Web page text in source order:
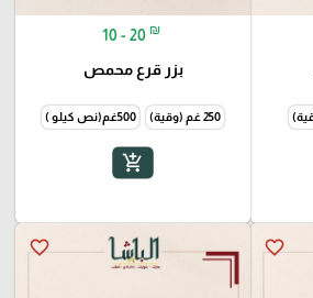
10 - 20 ₪
بزر قرع محمص
250 غم (وقية) 500غم(نص كيلو )
add_shopping_cart
favorite_border
favorite_border